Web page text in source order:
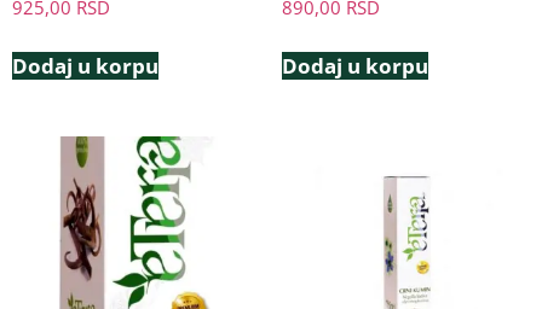
925,00 RSD
Dodaj u korpu
890,00 RSD
Dodaj u korpu